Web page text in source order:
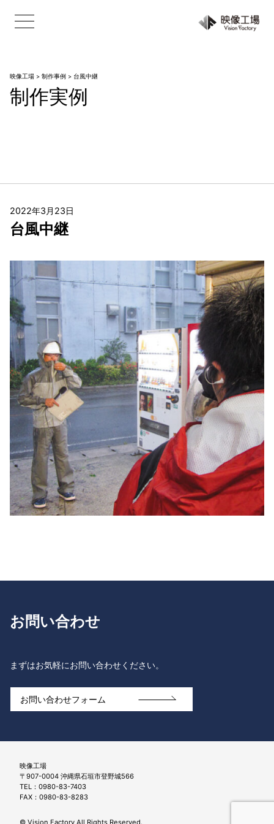
映像工場 > 制作事例 > 台風中継
制作実例
2022年3月23日
台風中継
お問い合わせ
まずはお気軽にお問い合わせください。
お問い合わせフォーム
映像工場
〒907-0004 沖縄県石垣市登野城566
TEL：0980-83-7403
FAX：0980-83-8283
© Vision Factory All Rights Reserved.